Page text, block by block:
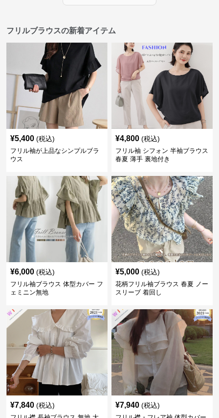
フリルブラウスの新着アイテム
¥5,400 (税込)
フリル袖が上品なシンプルブラ
ウス
¥4,800 (税込)
フリル袖 シフォン 半袖ブラウス
春夏 薄手 裏地付き
¥6,000 (税込)
フリル袖ブラウス 体型カバー フ
ェミニン無地
¥5,000 (税込)
花柄フリル袖ブラウス 春夏 ノー
スリーブ 着回し
¥7,840 (税込) ¥7,940 (税込)